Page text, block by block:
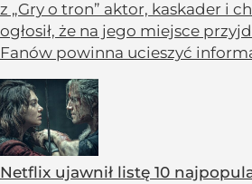
z „Gry o tron” aktor, kaskader i
ogłosił, że na jego miejsce
Fanów powinna ucieszyć
Netflix ujawnił listę 10